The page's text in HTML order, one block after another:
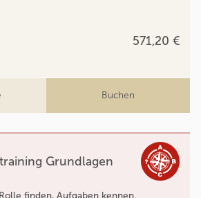
571,20 €
Buchen
Grundlagen
finden, Aufgaben kennen.